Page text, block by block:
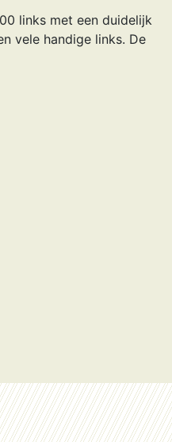
links met een duidelijk
vele handige links. De